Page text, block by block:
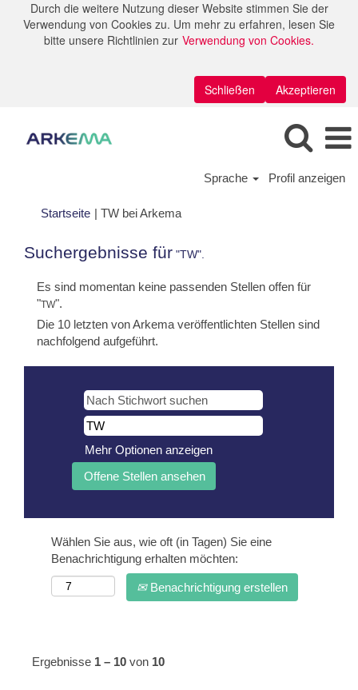
Durch die weitere Nutzung dieser Website stimmen Sie der
Verwendung von Cookies zu. Um mehr zu erfahren, lesen Sie
bitte unsere Richtlinien zur Verwendung von Cookies.
Akzeptieren
Schließen
Sprache Profil anzeigen
Startseite | TW bei Arkema(aktuelle
Suchergebnisse für "TW".
Es sind momentan keine passenden Stellen offen für
"TW".
Die 10 letzten von Arkema veröffentlichten Stellen sind
nachfolgend aufgeführt.
Mehr Optionen anzeigen
Wählen Sie aus, wie oft (in Tagen) Sie eine
Benachrichtigung erhalten möchten:
Benachrichtigung erstellen
Ergebnisse 1 – 10 von 10